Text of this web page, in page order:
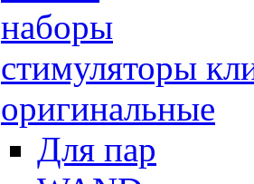
наборы
стимуляторы
оригинальные
Для пар